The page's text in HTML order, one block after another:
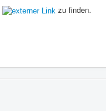
zu finden.